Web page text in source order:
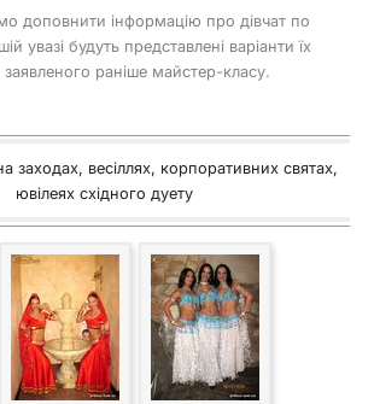
доповнити інформацію про дівчат по
увазі будуть представлені варіанти їх
заявленого раніше майстер-класу.
заходах, весіллях, корпоративних святах,
ювілеях східного дуету